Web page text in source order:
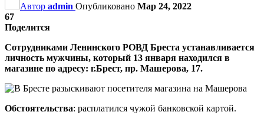
Автор admin Опубликовано Мар 24, 2022
67
Поделится
Сотрудниками Ленинского РОВД Бреста устанавливается
личность мужчины, который 13 января находился в
магазине по адресу: г.Брест, пр. Машерова, 17.
Обстоятельства: расплатился чужой банковской картой.